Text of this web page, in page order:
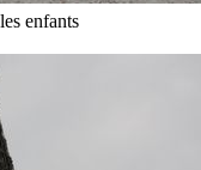
enfants